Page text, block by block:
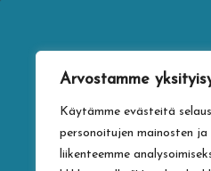
Arvostamme
Käytämme evästeitä
personoitujen mainosten
liikenteemme